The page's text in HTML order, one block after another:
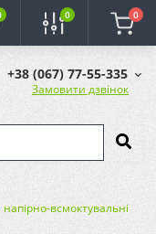
0 0
+38 (067) 77-55-335
Замовити дзвінок
напірно-всмоктувальні